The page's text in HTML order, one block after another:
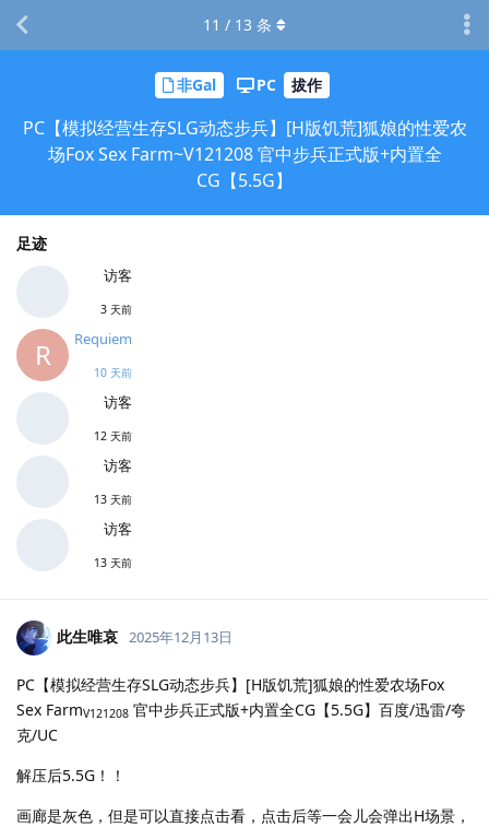
非Gal PC 拔作
PC【模拟经营生存SLG动态步兵】[H版饥荒]狐娘的性爱农
场Fox Sex Farm~V121208 官中步兵正式版+内置全
CG【5.5G】
足迹
访客
3 天前
R Requiem
10 天前
访客
12 天前
访客
13 天前
访客
13 天前
11 / 13 条
此生唯哀 2025年12月13日
PC【模拟经营生存SLG动态步兵】[H版饥荒]狐娘的性爱农场Fox
Sex FarmV121208 官中步兵正式版+内置全CG【5.5G】百度/迅雷/夸
克/UC
解压后5.5G！！
画廊是灰色，但是可以直接点击看，点击后等一会儿会弹出H场景，